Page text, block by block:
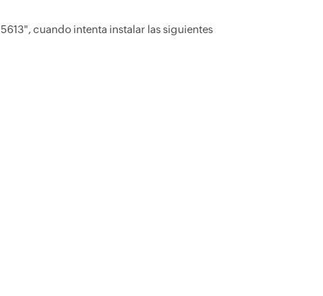
cuando intenta instalar las siguientes